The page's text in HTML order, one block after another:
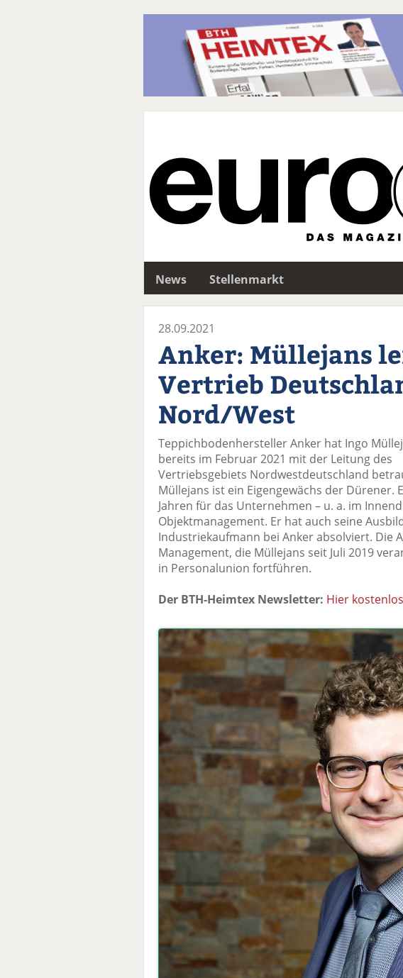
News
Stellenmarkt
28.09.2021
Anker: Müllejans
Vertrieb
Nord/West
Teppichbodenhersteller Anker hat Ingo
bereits im Februar 2021 mit der Leitung des
Vertriebsgebiets Nordwestdeutschland
Müllejans ist ein Eigengewächs der Dürener.
Jahren für das Unternehmen – u. a. im
Objektmanagement. Er hat auch seine
Industriekaufmann bei Anker absolviert. Die
Management, die Müllejans seit Juli 2019
in Personalunion fortführen.
Der BTH-Heimtex Newsletter: Hier